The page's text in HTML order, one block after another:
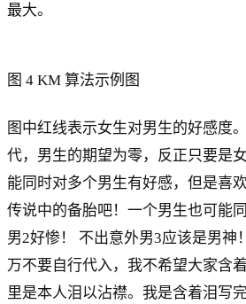
最大。
图 4 KM 算法示例图
图中红线表示女生对男生的好感度
代，男生的期望为零，反正只要是
能同时对多个男生有好感，但是喜
传说中的备胎吧！一个男生也可能
男2好惨！ 不出意外男3应该是男神
万不要自行代入，我不希望大家含
里是本人泪以沾襟。我是含着泪写